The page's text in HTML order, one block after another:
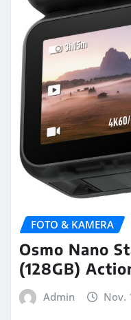
FOTO & KAMERA
Osmo Nano
(128GB)
Admin Nov.